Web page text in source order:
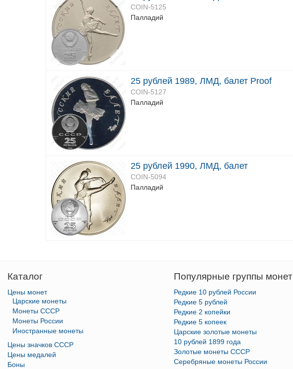
COIN-5125
Палладий
25 рублей 1989, ЛМД, балет Proof
COIN-5127
Палладий
25 рублей 1990, ЛМД, балет
COIN-5094
Палладий
Каталог
Цены монет
Царские монеты
Монеты СССР
Монеты России
Иностранные монеты
Цены значков СССР
Цены медалей
Боны
Популярные группы монет
Редкие 10 рублей России
Редкие 5 рублей
Редкие 2 копейки
Редкие 5 копеек
Царские золотые монеты
10 рублей 1899 года
Золотые монеты СССР
Серебряные монеты России